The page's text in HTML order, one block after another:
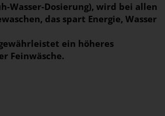
Wasser-Dosierung), wird bei allen
das spart Energie, Wasser
ein höheres
Feinwäsche.